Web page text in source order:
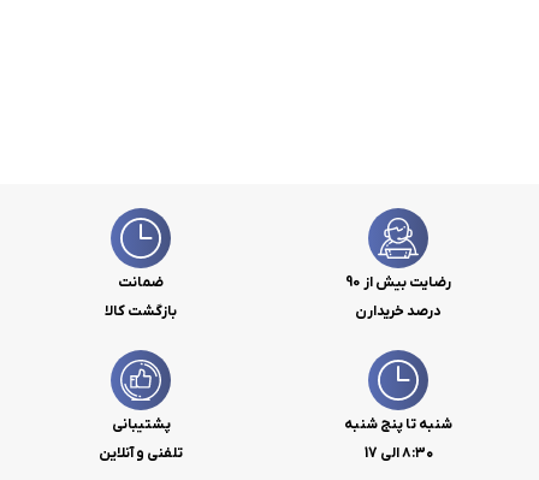
رضایت بیش از 90
درصد خریدارن
ضمانت
بازگشت کالا
شنبه تا پنج شنبه
۸:۳۰ الی 17
پشتیبانی
تلفنی و آنلاین